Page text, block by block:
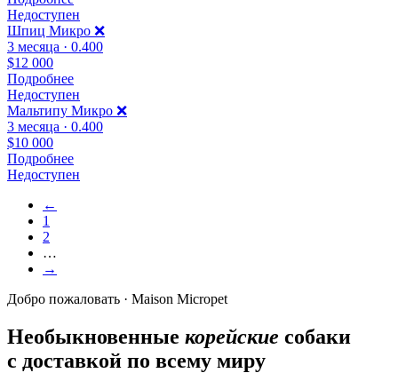
Недоступен
Шпиц Микро ❌
3 месяца · 0.400
$12 000
Подробнее
Недоступен
Мальтипу Микро ❌
3 месяца · 0.400
$10 000
Подробнее
Недоступен
←
1
2
…
→
Добро пожаловать · Maison Micropet
Необыкновенные корейские собаки
с доставкой по всему миру